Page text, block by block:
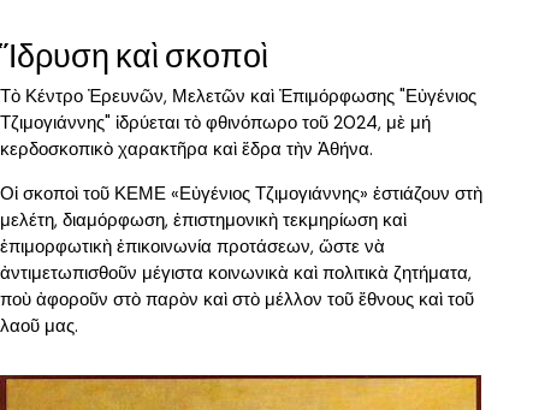
Ἵδρυση καὶ σκοποὶ
Τὸ Κέντρο Ἐρευνῶν, Μελετῶν καὶ Ἐπιμόρφωσης "Εὐγένιος
Τζιμογιάννης" ἱδρύεται τὸ φθινόπωρο τοῦ 2024, μὲ μή
κερδοσκοπικὸ χαρακτῆρα καὶ ἕδρα τὴν Ἀθήνα.
Οἱ σκοποὶ τοῦ ΚΕΜΕ «Εὐγένιος Τζιμογιάννης» ἑστιάζουν στὴ
μελέτη, διαμόρφωση, ἐπιστημονικὴ τεκμηρίωση καὶ
ἐπιμορφωτικὴ ἐπικοινωνία προτάσεων, ὥστε νὰ
ἀντιμετωπισθοῦν μέγιστα κοινωνικὰ καὶ πολιτικὰ ζητήματα,
ποὺ ἀφοροῦν στὸ παρὸν καὶ στὸ μέλλον τοῦ ἔθνους καὶ τοῦ
λαοῦ μας.